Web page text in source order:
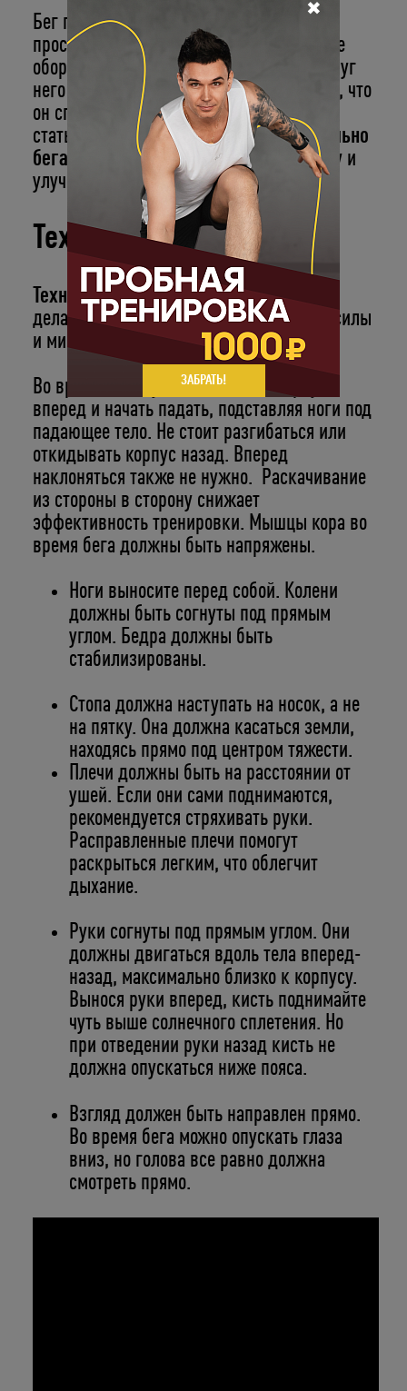
Бег популярен благодаря кажущейся
простоте. Для него не нужно специальное
оборудование и помещение. Однако вокруг
него существует много мифов, например, что
он способствует быстрому похудению. В
статье рассказываем, как начатьправильно
бегать с нуля, чтобы не получить травму и
улучшить самочувствие.
Техника бега
Техника для правильного начала бега
делает занятия эффективнее, экономит силы
и минимизирует травмы.
Во время бега нужно наклонить корпус
вперед и начать падать, подставляя ноги под
падающее тело. Не стоит разгибаться или
откидывать корпус назад. Вперед
наклоняться также не нужно. Раскачивание
из стороны в сторону снижает
эффективность тренировки. Мышцы кора во
время бега должны быть напряжены.
Ноги выносите перед собой. Колени
должны быть согнуты под прямым
углом. Бедра должны быть
стабилизированы.
Стопа должна наступать на носок, а не
на пятку. Она должна касаться земли,
находясь прямо под центром тяжести.
Плечи должны быть на расстоянии от
ушей. Если они сами поднимаются,
рекомендуется стряхивать руки.
Расправленные плечи помогут
раскрыться легким, что облегчит
дыхание.
Руки согнуты под прямым углом. Они
должны двигаться вдоль тела вперед-
назад, максимально близко к корпусу.
Вынося руки вперед, кисть поднимайте
чуть выше солнечного сплетения. Но
при отведении руки назад кисть не
должна опускаться ниже пояса.
Взгляд должен быть направлен прямо.
Во время бега можно опускать глаза
вниз, но голова все равно должна
смотреть прямо.
✖
ЗАБРАТЬ!